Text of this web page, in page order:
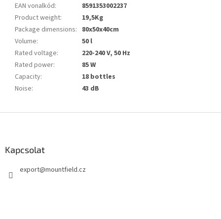
EAN vonalkód:
8591353002237
Product weight:
19,5Kg
Package dimensions: 80x50x40cm
Volume:
50 l
Rated voltage:
220-240 V, 50 Hz
Rated power:
85 W
Capacity:
18 bottles
Noise: 43 dB
Kapcsolat
export@mountfield.cz